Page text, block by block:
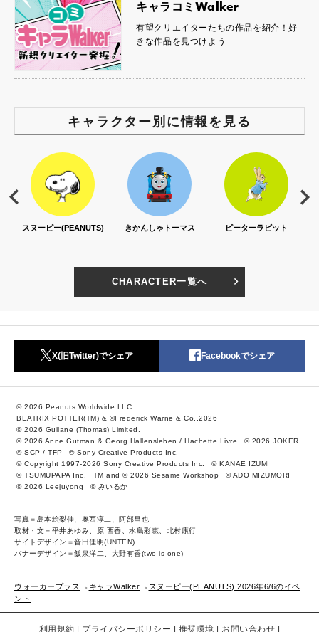
キャラコミWalker
有望クリエイターたちの作品を紹介！好
きな作品を見つけよう
キャラクター別に情報を見る
スヌーピー(PEANUTS) きかんしゃトーマス ピーターラビット
CHARACTER一覧へ
X(旧Twitter)でシェア Facebookでシェア
© 2026 Peanuts Worldwide LLC
BEATRIX POTTER(TM) & ©Frederick Warne & Co.,2026
© 2026 Gullane (Thomas) Limited.
© 2026 Anne Gutman & Georg Hallensleben / Hachette Livre
© 2026 JOKER.
© SCP / TFP
© Sony Creative Products Inc.
© Copyright 1997-2026 Sony Creative Products Inc.
© KANAE IZUMI
© TSUMUPAPA Inc.
TM and © 2026 Sesame Workshop
© ADO MIZUMORI
© 2026 Leejuyong
© みいるか
写真＝島本絵梨佳、奥西淳二、阿部昌也
取材・文＝平井あゆみ、原 西香、水島彩恵、北村康行
サイトデザイン＝音田佳明(UNTEN)
バナーデザイン＝飯泉洋二、大野有香(two is one)
ウォーカープラス キャラWalker
スヌーピー(PEANUTS) 2026年6/6のイベ
ント
利用規約 プライバシーポリシー 推奨環境 お問い合わせ